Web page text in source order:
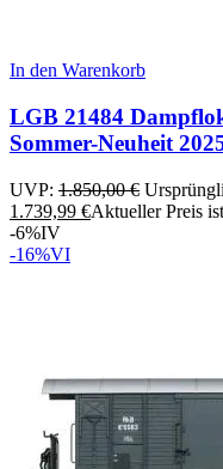
In den Warenkorb
LGB 21484
Sommer-Neuheit
UVP: 1.850,00€
1.739,99 €Aktueller Preis
-6%IV
-16%VI